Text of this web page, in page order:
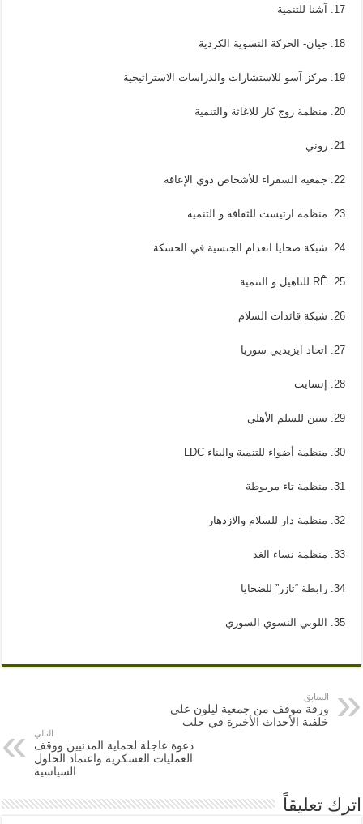
17. آشنا للتنمية
18. جيان- الحركة النسوية الكردية
19. مركز آسو للاستشارات والدراسات الاستراتيجية
20. منظمة روج كار للاغاثة والتنمية
21. روني
22. جمعية السفراء للأشخاص ذوي الإعاقة
23. منظمة ارتيست للثقافة و التنمية
24. شبكة ضحايا انعدام الجنسية في الحسكة
25. RÊ للتاهيل و التنمية
26. شبكة قائدات السلام
27. اتحاد ايزيديي سوريا
28. إنسايت
29. سين للسلم الأهلي
30. منظمة أضواء للتنمية والبناء LDC
31. منظمة تاء مربوطة
32. منظمة دار للسلام والازدهار
33. منظمة نساء الغد
34. رابطة “تازر” للضحايا
35. اللوبي النسوي السوري
السابق
ورقة موقف من جمعية ليلون على
خلفية الأحداث الأخيرة في حلب
التالي
دعوة عاجلة لحماية المدنيين ووقف
العمليات العسكرية واعتماد الحلول
السياسية
اترك تعليقاً